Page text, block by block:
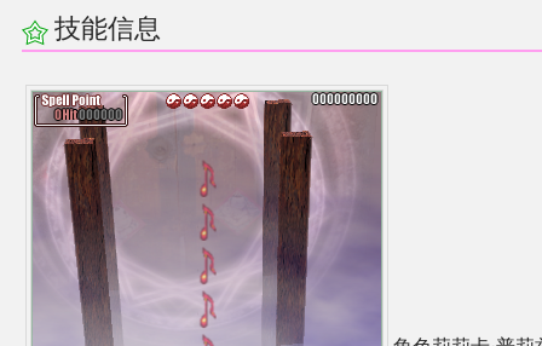
技能信息
同人志分类
同人专辑分类
同人软件列表
同人角色列表
同人视频列表